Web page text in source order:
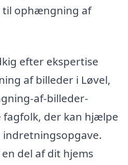
ophængning af
efter ekspertise
af billeder i Løvel,
af-billeder-
der kan hjælpe
del af dit hjems